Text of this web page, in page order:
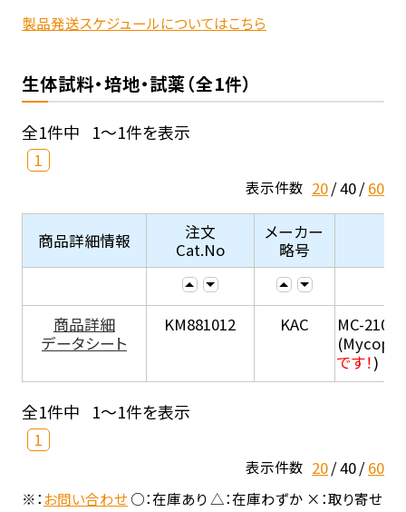
製品発送スケジュールについてはこちら
生体試料・培地・試薬（全1件）
全1件中 1～1件を表示
1
表示件数 20 40 60
商品詳細情報
注文
Cat.No
メーカー
略号
商品詳細
データシート
KM881012 KAC
MC-210 (
です！)
全1件中 1～1件を表示
1
表示件数 20 40 60
※：お問い合わせ○：在庫あり △：在庫わずか ×：取り寄せ